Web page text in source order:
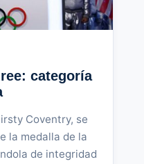
categoría
Coventry, se
la medalla de la
de integridad